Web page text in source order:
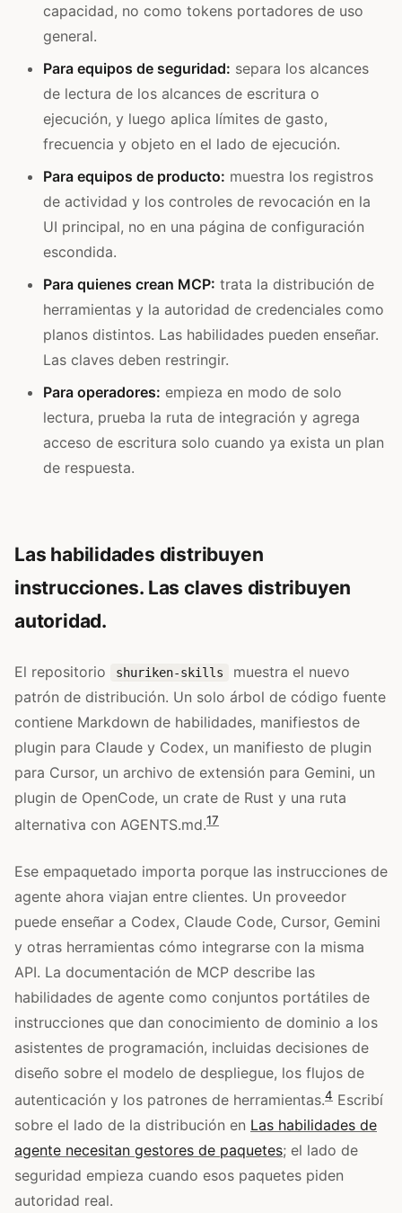
capacidad, no como tokens portadores de uso
general.
Para equipos de seguridad: separa los alcances
de lectura de los alcances de escritura o
ejecución, y luego aplica límites de gasto,
frecuencia y objeto en el lado de ejecución.
Para equipos de producto: muestra los registros
de actividad y los controles de revocación en la
UI principal, no en una página de configuración
escondida.
Para quienes crean MCP: trata la distribución de
herramientas y la autoridad de credenciales como
planos distintos. Las habilidades pueden enseñar.
Las claves deben restringir.
Para operadores: empieza en modo de solo
lectura, prueba la ruta de integración y agrega
acceso de escritura solo cuando ya exista un plan
de respuesta.
Las habilidades distribuyen
instrucciones. Las claves distribuyen
autoridad.
El repositorio shuriken-skills
muestra el nuevo
patrón de distribución. Un solo árbol de código fuente
contiene Markdown de habilidades, manifiestos de
plugin para Claude y Codex, un manifiesto de plugin
para Cursor, un archivo de extensión para Gemini, un
plugin de OpenCode, un crate de Rust y una ruta
alternativa con AGENTS.md.17
Ese empaquetado importa porque las instrucciones de
agente ahora viajan entre clientes. Un proveedor
puede enseñar a Codex, Claude Code, Cursor, Gemini
y otras herramientas cómo integrarse con la misma
API. La documentación de MCP describe las
habilidades de agente como conjuntos portátiles de
instrucciones que dan conocimiento de dominio a los
asistentes de programación, incluidas decisiones de
diseño sobre el modelo de despliegue, los flujos de
autenticación y los patrones de herramientas.4 Escribí
sobre el lado de la distribución en Las habilidades de
agente necesitan gestores de paquetes; el lado de
seguridad empieza cuando esos paquetes piden
autoridad real.